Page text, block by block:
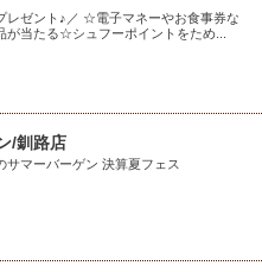
レゼント♪／ ☆電子マネーやお食事券な
が当たる☆シュフーポイントをため...
/釧路店
サマーバーゲン 決算夏フェス